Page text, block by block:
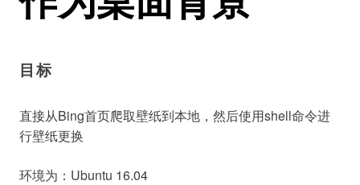
目标
直接从Bing首页爬取壁纸到本地，然后使用shell命令进
行壁纸更换
环境为：Ubuntu 16.04